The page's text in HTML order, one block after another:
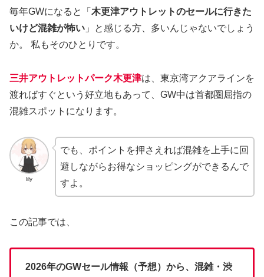
毎年GWになると「 木更津アウトレットのセールに行きた
いけど混雑が怖い 」と感じる方、多いんじゃないでしょう
か。 私もそのひとりです。
三井アウトレットパーク木更津は、東京湾アクアラインを
渡ればすぐという好立地もあって、GW中は首都圏屈指の
混雑スポットになります。
lily
でも、ポイントを押さえれば混雑を上手に回
避しながらお得なショッピングができるんで
すよ。
この記事では、
2026年のGWセール情報（予想）から、混雑・渋